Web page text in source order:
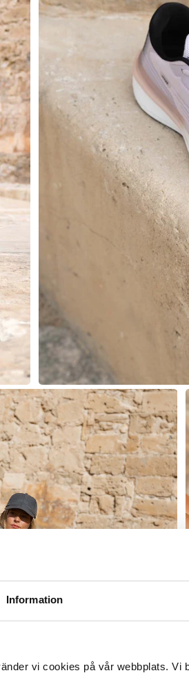
Information
vi cookies på vår webbplats. Vi